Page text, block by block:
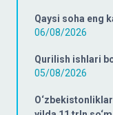
Qaysi soha eng
06/08/2026
Qurilish ishlari
05/08/2026